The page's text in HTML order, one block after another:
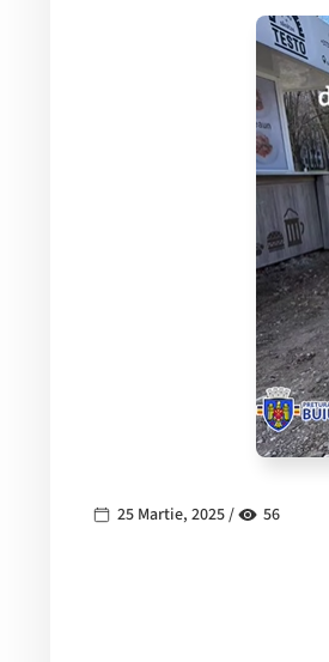
25 Martie, 2025 / 56